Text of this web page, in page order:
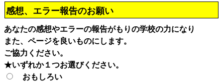
感想、エラー報告のお願い
あなたの感想やエラーの報告がもりの学校の力になり
また、ページを良いものにします。
ご協力ください。
★いずれか１つお選びください。
おもしろい